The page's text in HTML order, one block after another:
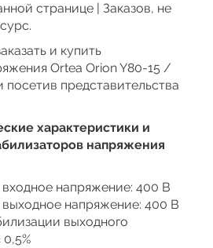
странице | Заказов, не
и купить
Ortea Orion Y80-15 /
представительства
характеристики и
напряжения
напряжение: 400 В
напряжение: 400 В
выходного